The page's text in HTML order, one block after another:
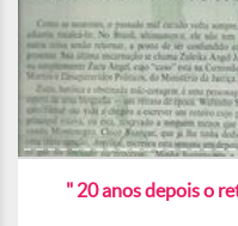
" 20 anos depois o